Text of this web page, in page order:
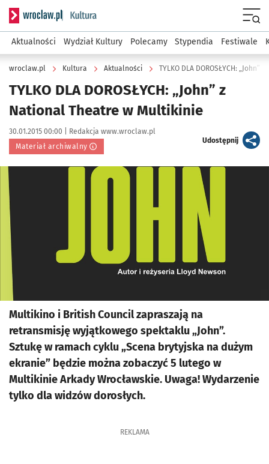
Serwis informacyjny wroclaw.pl podserwis: Kultura
Aktualności Wydział Kultury Polecamy Stypendia Festiwale
wroclaw.pl Kultura Aktualności TYLKO DLA DOROSŁYCH:
TYLKO DLA DOROSŁYCH: „John” z
National Theatre w Multikinie
Data publikacji:
30.01.2015 00:00 | Autor:
Redakcja www.wroclaw.pl
Materiał archiwalny
Udostępnijartykuł
Kliknij, aby powiększyć
Multikino i British Council zapraszają na
retransmisję wyjątkowego spektaklu „John”.
Sztukę w ramach cyklu „Scena brytyjska na dużym
ekranie” będzie można zobaczyć 5 lutego w
Multikinie Arkady Wrocławskie. Uwaga! Wydarzenie
tylko dla widzów dorosłych.
REKLAMA